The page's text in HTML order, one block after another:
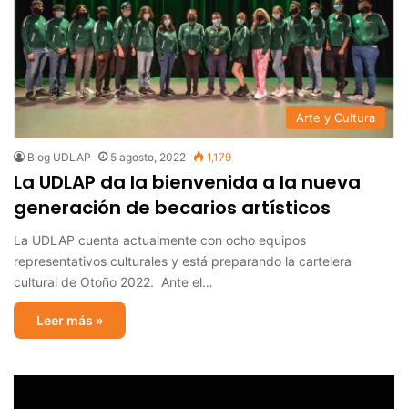
Arte y Cultura
Blog UDLAP 5 agosto, 2022 1,179
La UDLAP da la bienvenida a la nueva
generación de becarios artísticos
La UDLAP cuenta actualmente con ocho equipos
representativos culturales y está preparando la cartelera
cultural de Otoño 2022. Ante el…
Leer más »